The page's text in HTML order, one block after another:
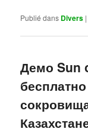
Publié dans Divers |
Демо Sun